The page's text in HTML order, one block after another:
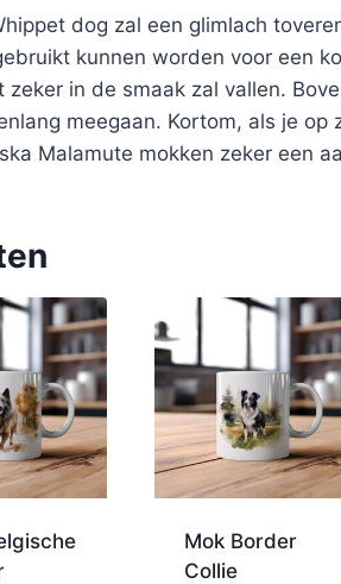
dog zal een glimlach
kunnen worden voor een
in de smaak zal vallen.
meegaan. Kortom, als je op
Malamute mokken zeker een
Mok Border
Collie